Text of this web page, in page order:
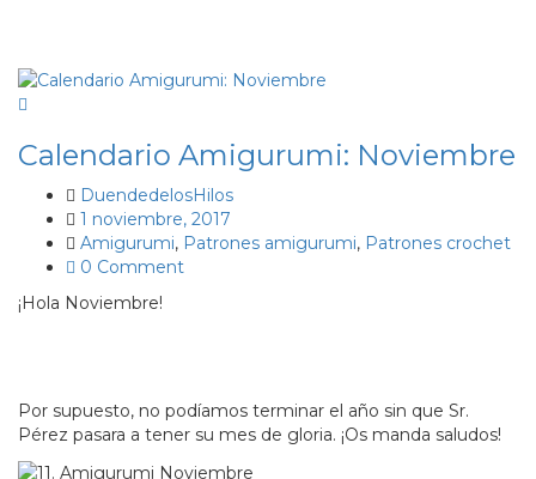
Calendario Amigurumi: Noviembre
DuendedelosHilos
1 noviembre, 2017
Amigurumi, Patrones amigurumi, Patrones crochet
0 Comment
¡Hola Noviembre!
Por supuesto, no podíamos terminar el año sin que Sr.
Pérez pasara a tener su mes de gloria. ¡Os manda saludos!